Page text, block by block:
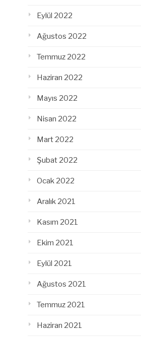
Eylül 2022
Ağustos 2022
Temmuz 2022
Haziran 2022
Mayıs 2022
Nisan 2022
Mart 2022
Şubat 2022
Ocak 2022
Aralık 2021
Kasım 2021
Ekim 2021
Eylül 2021
Ağustos 2021
Temmuz 2021
Haziran 2021